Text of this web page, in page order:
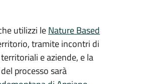
utilizzi leNature Based
tramite incontri di
e aziende, e la
processo sarà